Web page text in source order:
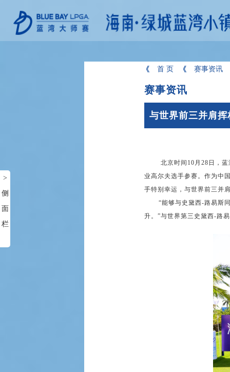
首 页 赛事资讯
赛事资讯
与世界前三并肩挥
北京时间10月28日，蓝湾
业高尔夫选手参赛。作为中
手特别幸运，与世界前三并
“能够与史黛西-路易斯同
升。”与世界第三史黛西-路
>
侧
面
栏